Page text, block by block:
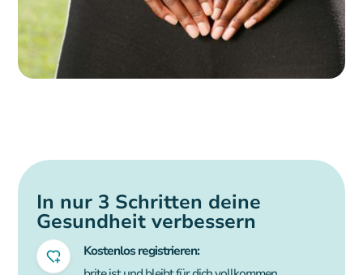
In nur 3 Schritten deine
Gesundheit verbessern
Kostenlos registrieren: